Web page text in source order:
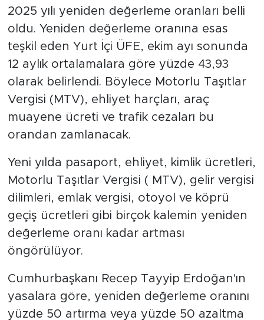
2025 yılı yeniden değerleme oranları belli
oldu. Yeniden değerleme oranına esas
teşkil eden Yurt İçi ÜFE, ekim ayı sonunda
12 aylık ortalamalara göre yüzde 43,93
olarak belirlendi. Böylece Motorlu Taşıtlar
Vergisi (MTV), ehliyet harçları, araç
muayene ücreti ve trafik cezaları bu
orandan zamlanacak.
Yeni yılda pasaport, ehliyet, kimlik ücretleri,
Motorlu Taşıtlar Vergisi ( MTV), gelir vergisi
dilimleri, emlak vergisi, otoyol ve köprü
geçiş ücretleri gibi birçok kalemin yeniden
değerleme oranı kadar artması
öngörülüyor.
Cumhurbaşkanı Recep Tayyip Erdoğan'ın
yasalara göre, yeniden değerleme oranını
yüzde 50 artırma veya yüzde 50 azaltma